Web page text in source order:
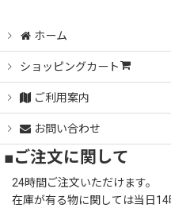
ホーム
ショッピングカート
ご利用案内
お問い合わせ
■ご注文に関して
24時間ご注文いただけます。
在庫が有る物に関しては当日14